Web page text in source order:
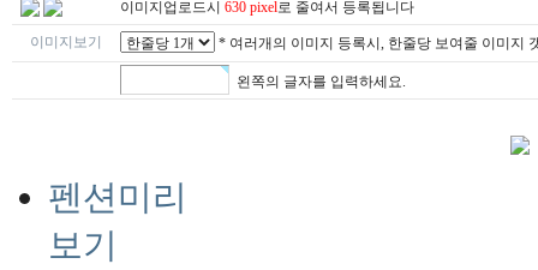
이미지업로드시 630 pixel로 줄여서 등록됩니다
이미지보기 * 여러개의 이미지 등록시, 한줄당 보여줄 이미지
왼쪽의 글자를 입력하세요.
펜션미리
보기